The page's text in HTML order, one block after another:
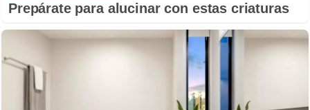
Prepárate para alucinar con estas criaturas